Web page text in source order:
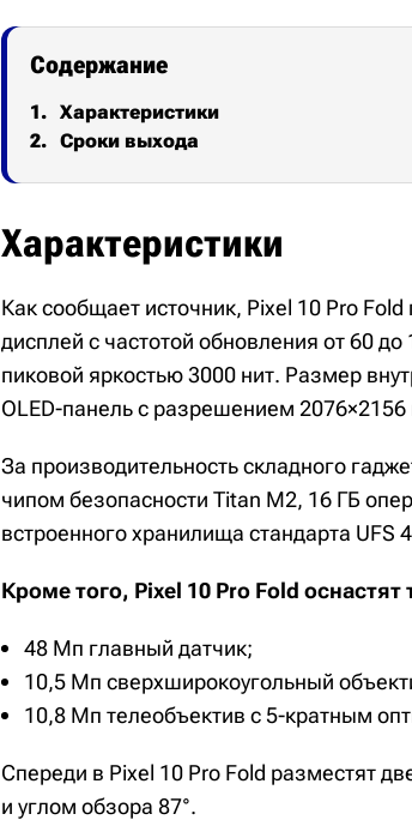
Содержание
Характеристики
Сроки выхода
Характеристики
Как сообщает источник, Pixel 10 Pro
дисплей с частотой обновления от 60
пиковой яркостью 3000 нит. Размер
OLED-панель с разрешением
За производительность складного
чипом безопасности Titan M2, 16 ГБ
встроенного хранилища стандарта UFS
Кроме того, Pixel 10 Pro Fold
48 Мп главный датчик;
10,5 Мп сверхширокоугольный
10,8 Мп телеобъектив с 5-кратным
Спереди в Pixel 10 Pro Fold разместят
и углом обзора 87°.